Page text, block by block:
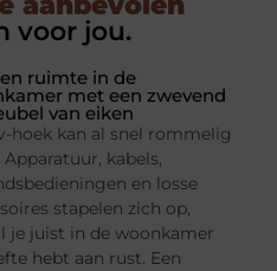
voor jou.
ruimte in de
met een zwevend
van eiken
hoek kan al snel rommelig
Apparatuur, kabels,
en losse
stapelen zich op,
je juist in de woonkamer
hebt aan rust. Een